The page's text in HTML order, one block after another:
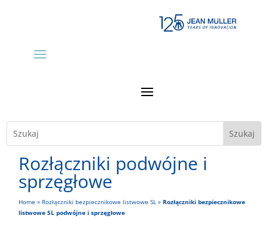
Rozłączniki podwójne i
sprzęgłowe
Home » Rozłączniki bezpiecznikowe listwowe SL »Rozłączniki bezpiecznikowe
listwowe SL podwójne i sprzęgłowe